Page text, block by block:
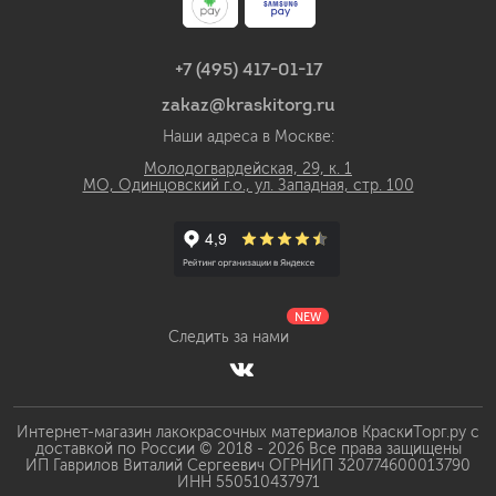
+7 (495) 417-01-17
zakaz@kraskitorg.ru
Наши адреса в Москве:
Молодогвардейская, 29, к. 1
МО, Одинцовский г.о., ул. Западная, стр. 100
Следить за нами
NEW
Интернет-магазин лакокрасочных материалов КраскиТорг.ру с
доставкой по России © 2018 - 2026 Все права защищены
ИП Гаврилов Виталий Сергеевич ОГРНИП 320774600013790
ИНН 550510437971